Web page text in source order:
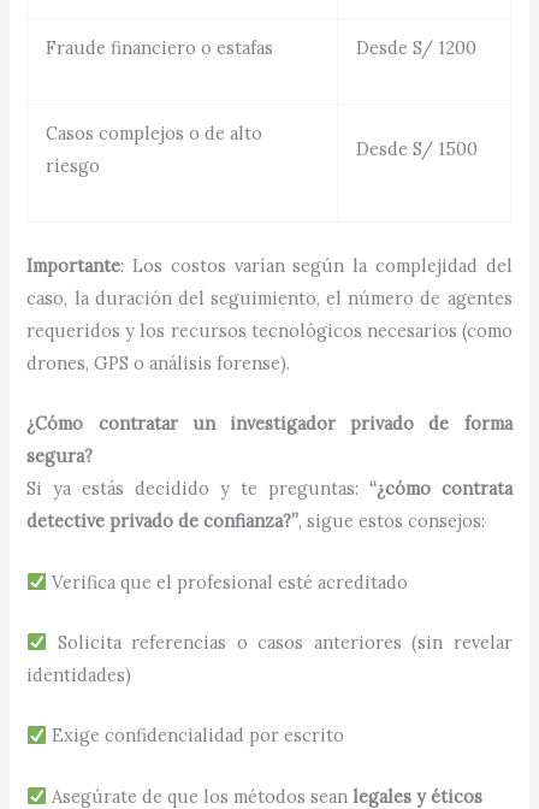
Fraude financiero o estafas Desde S/ 1200
Casos complejos o de alto
riesgo
Desde S/ 1500
Importante: Los costos varían según la complejidad del
caso, la duración del seguimiento, el número de agentes
requeridos y los recursos tecnológicos necesarios (como
drones, GPS o análisis forense).
¿Cómo contratar un investigador privado de forma
segura?
Si ya estás decidido y te preguntas: “¿cómo contrata
detective privado de confianza?”, sigue estos consejos:
Verifica que el profesional esté acreditado
Solicita referencias o casos anteriores (sin revelar
identidades)
Exige confidencialidad por escrito
Asegúrate de que los métodos seanlegales y éticos